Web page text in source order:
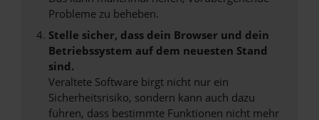
Probleme zu beheben.
Stelle sicher, dass dein Browser und dein
Betriebssystem auf dem neuesten Stand
sind.
Veraltete Software birgt nicht nur ein
Sicherheitsrisiko, sondern kann auch dazu
führen, dass bestimmte Funktionen nicht mehr